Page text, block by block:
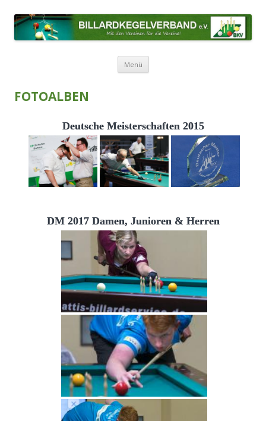
Menü Zum Inhalt springen
FOTOALBEN
Deutsche Meisterschaften 2015
DM 2017 Damen, Junioren & Herren